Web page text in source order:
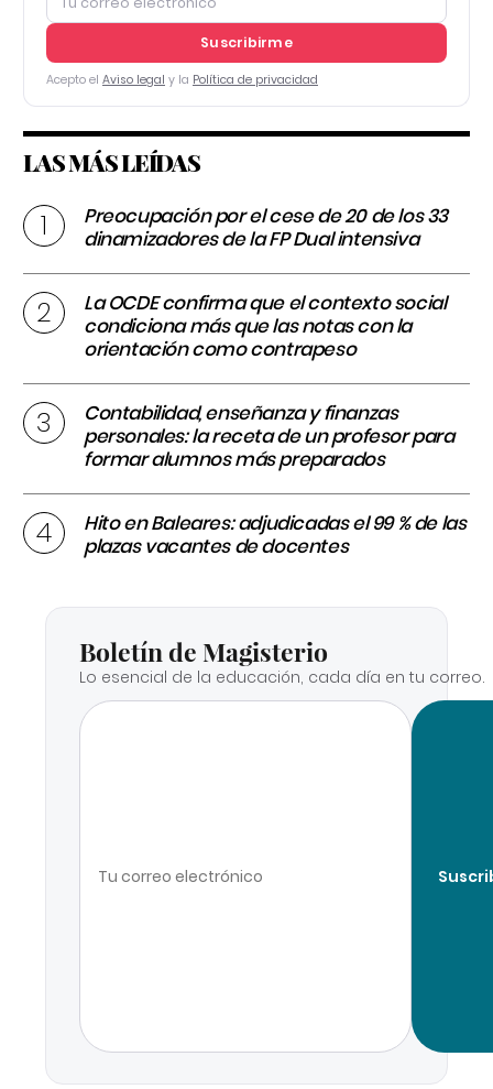
Suscribirme
Acepto el Aviso legal y la Política de privacidad
LAS MÁS LEÍDAS
Preocupación por el cese de 20 de los 33
dinamizadores de la FP Dual intensiva
La OCDE confirma que el contexto social
condiciona más que las notas con la
orientación como contrapeso
Contabilidad, enseñanza y finanzas
personales: la receta de un profesor para
formar alumnos más preparados
Hito en Baleares: adjudicadas el 99 % de las
plazas vacantes de docentes
Boletín de Magisterio
Lo esencial de la educación, cada día en tu correo.